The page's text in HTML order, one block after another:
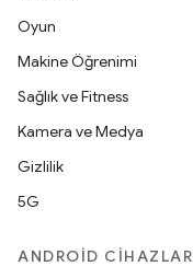
Oyun
Makine Öğrenimi
Sağlık ve Fitness
Kamera ve Medya
Gizlilik
5G
ANDROID CIHAZLAR